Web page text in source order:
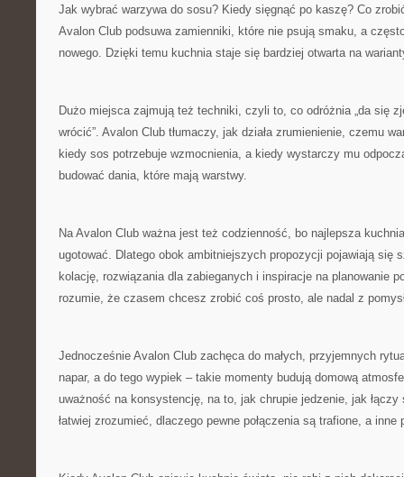
Jak wybrać warzywa do sosu? Kiedy sięgnąć po kaszę? Co
Avalon Club podsuwa zamienniki, które nie psują smaku, a
nowego. Dzięki temu kuchnia staje się bardziej otwarta na
Dużo miejsca zajmują też techniki, czyli to, co odróżnia „da się
wrócić”. Avalon Club tłumaczy, jak działa zrumienienie, czemu
kiedy sos potrzebuje wzmocnienia, a kiedy wystarczy mu
budować dania, które mają warstwy.
Na Avalon Club ważna jest też codzienność, bo najlepsza
ugotować. Dlatego obok ambitniejszych propozycji pojawiają się
kolację, rozwiązania dla zabieganych i inspiracje na planowanie
rozumie, że czasem chcesz zrobić coś prosto, ale nadal z
Jednocześnie Avalon Club zachęca do małych, przyjemnych
napar, a do tego wypiek – takie momenty budują domową
uważność na konsystencję, na to, jak chrupie jedzenie, jak łączy
łatwiej zrozumieć, dlaczego pewne połączenia są trafione, a inne